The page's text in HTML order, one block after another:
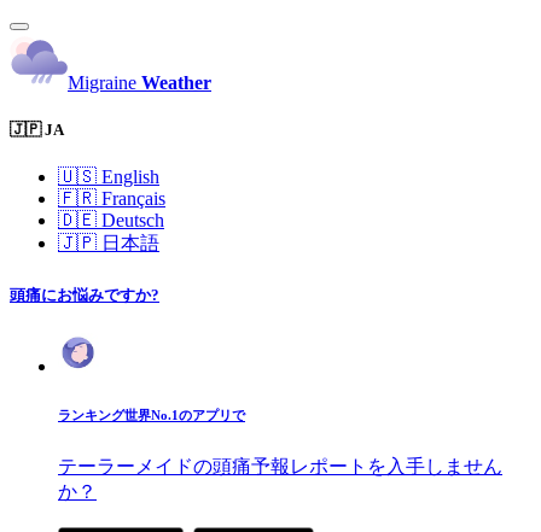
Migraine Weather
🇯🇵 JA
🇺🇸 English
🇫🇷 Français
🇩🇪 Deutsch
🇯🇵 日本語
頭痛にお悩みですか?
ランキング世界No.1のアプリで
テーラーメイドの頭痛予報レポートを入手しません
か？